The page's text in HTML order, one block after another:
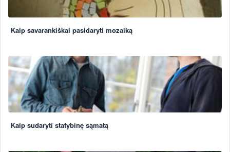
Kaip savarankiškai pasidaryti mozaiką
Kaip sudaryti statybinę sąmatą